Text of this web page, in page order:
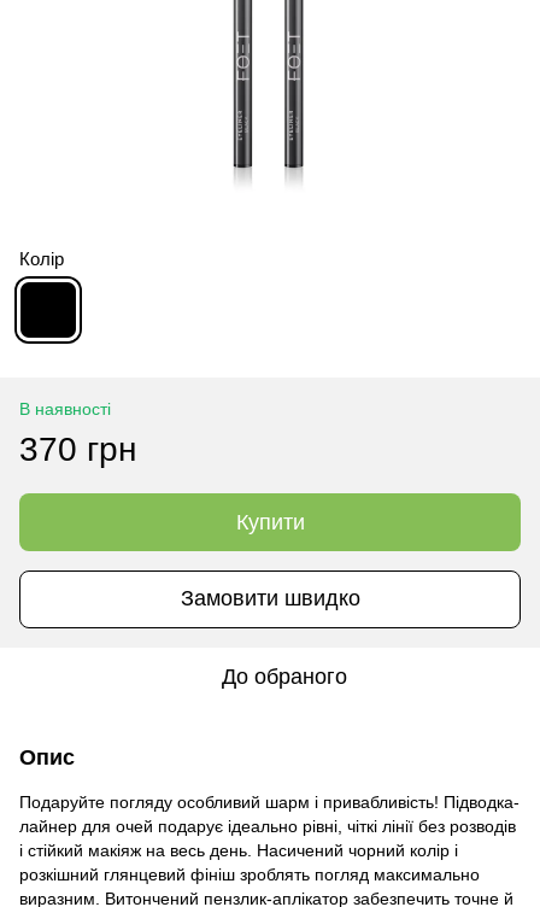
Колір
В наявності
370 грн
Купити
Замовити швидко
До обраного
Опис
Подаруйте погляду особливий шарм і привабливість! Підводка-
лайнер для очей подарує ідеально рівні, чіткі лінії без розводів
і стійкий макіяж на весь день. Насичений чорний колір і
розкішний глянцевий фініш зроблять погляд максимально
виразним. Витончений пензлик-аплікатор забезпечить точне й